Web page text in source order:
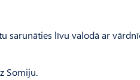
sarunāties līvu valodā ar
Somiju.